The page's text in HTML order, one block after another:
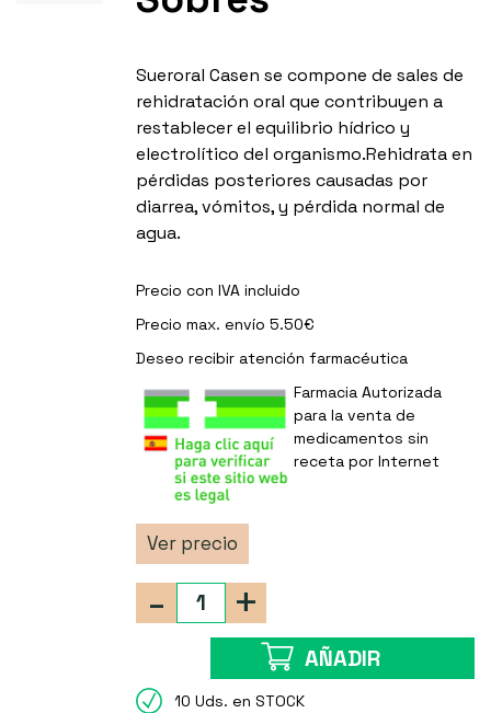
Sueroral Casen se compone de sales de
rehidratación oral que contribuyen a
restablecer el equilibrio hídrico y
electrolítico del organismo.Rehidrata en
pérdidas posteriores causadas por
diarrea, vómitos, y pérdida normal de
agua.
Precio con IVA incluido
Precio max. envío 5.50€
Deseo recibir atención farmacéutica
Farmacia Autorizada
para la venta de
medicamentos sin
receta por Internet
Ver precio
+
-
AÑADIR
10 Uds. en STOCK